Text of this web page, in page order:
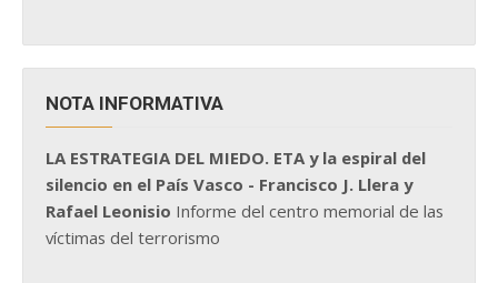
NOTA INFORMATIVA
LA ESTRATEGIA DEL MIEDO. ETA y la espiral del
silencio en el País Vasco - Francisco J. Llera y
Rafael Leonisio Informe del centro memorial de las
víctimas del terrorismo